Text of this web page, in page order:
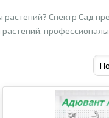
Спектр Сад